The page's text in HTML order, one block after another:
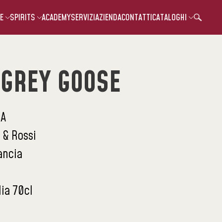
SPIRITS ACADEMYSERVIZIAZIENDACONTATTICATALOGHI
GOOSE
Rossi
70cl